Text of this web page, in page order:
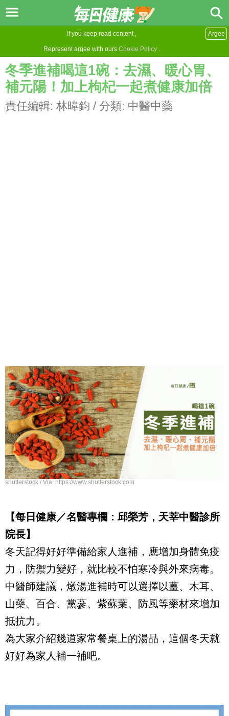
If you keep read content ,
Represent argee with ours Cookie Policy .
Argee
冬季進補喝這1碗：去濕、暖心胃、
補元陽！加上枸杞一起煮健康加倍
責任編輯: 林暐鈞 / 分類: 中醫中藥
shutterstock / Via https://www.shutterstock.com
【每日健康／名醫專欄：邱榮芳，天莘中醫診所
院長】
冬天記得好好準備給家人進補，應增加身體免疫
力，防禦力變好，就比較不怕寒冷與外來病毒。
中醫師建議，燉湯進補時可以選擇以薑、木耳、
山藥、百合、黨蔘、紫蘇葉、防風等藥材來增加
抵抗力。
為大家介紹幾道家常餐桌上的湯品，這個冬天就
好好為家人補一補吧。